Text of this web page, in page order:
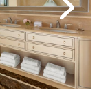
Next